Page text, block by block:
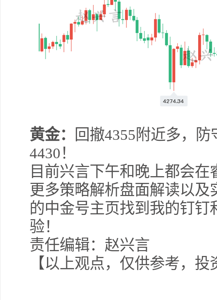
黄金：
回撤4355附近多，
4430！
目前兴言下午和晚上都会
更多策略解析盘面解读以
的中金号主页找到我的钉钉
验！
责任编辑：赵兴言
【以上观点，仅供参考，